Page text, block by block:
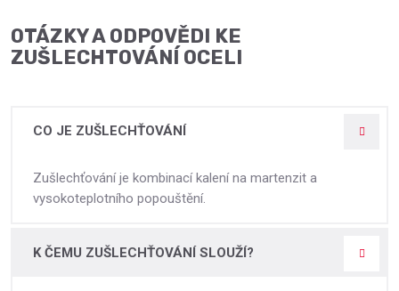
OTÁZKY A ODPOVĚDI KE
ZUŠLECHTOVÁNÍ OCELI
CO JE ZUŠLECHŤOVÁNÍ
Zušlechťování je kombinací kalení na martenzit a
vysokoteplotního popouštění.
K ČEMU ZUŠLECHŤOVÁNÍ SLOUŽÍ?